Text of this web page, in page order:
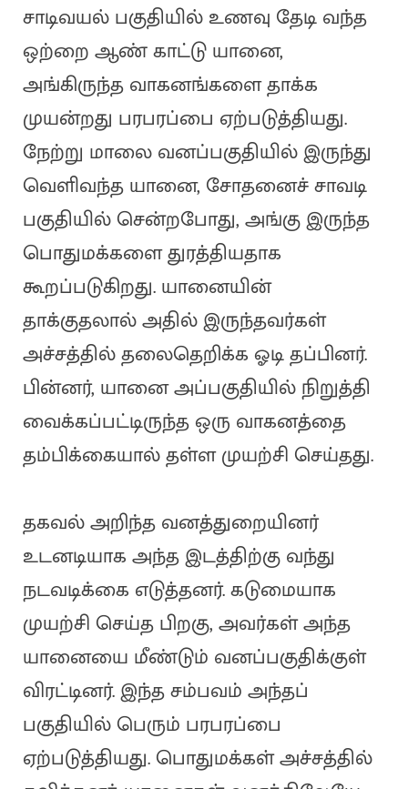
சாடிவயல் பகுதியில் உணவு தேடி வந்த
ஒற்றை ஆண் காட்டு யானை,
அங்கிருந்த வாகனங்களை தாக்க
முயன்றது பரபரப்பை ஏற்படுத்தியது.
நேற்று மாலை வனப்பகுதியில் இருந்து
வெளிவந்த யானை, சோதனைச் சாவடி
பகுதியில் சென்றபோது, அங்கு இருந்த
பொதுமக்களை துரத்தியதாக
கூறப்படுகிறது. யானையின்
தாக்குதலால் அதில் இருந்தவர்கள்
அச்சத்தில் தலைதெறிக்க ஓடி தப்பினர்.
பின்னர், யானை அப்பகுதியில் நிறுத்தி
வைக்கப்பட்டிருந்த ஒரு வாகனத்தை
தம்பிக்கையால் தள்ள முயற்சி செய்தது.
தகவல் அறிந்த வனத்துறையினர்
உடனடியாக அந்த இடத்திற்கு வந்து
நடவடிக்கை எடுத்தனர். கடுமையாக
முயற்சி செய்த பிறகு, அவர்கள் அந்த
யானையை மீண்டும் வனப்பகுதிக்குள்
விரட்டினர். இந்த சம்பவம் அந்தப்
பகுதியில் பெரும் பரபரப்பை
ஏற்படுத்தியது. பொதுமக்கள் அச்சத்தில்